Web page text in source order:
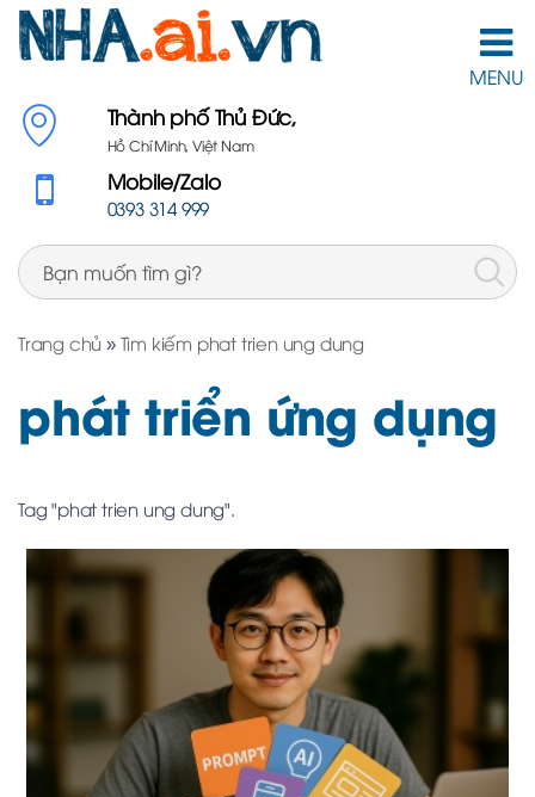
MENU
Thành phố Thủ Đức,
Hồ Chí Minh, Việt Nam
Mobile/Zalo
0393 314 999
Trang chủ » Tìm kiếm phat trien ung dung
phát triển ứng dụng
Tag "phat trien ung dung".